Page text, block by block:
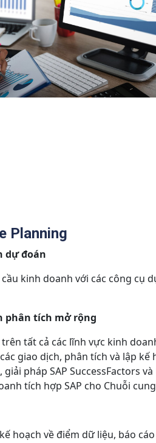
Planning
dự đoán
kinh doanh với các công cụ
phân tích mở rộng
trên tất cả các lĩnh vực kinh
giao dịch, phân tích và lập kế
giải pháp SAP SuccessFactors
tích hợp SAP cho Chuỗi
hoạch về điểm dữ liệu, báo